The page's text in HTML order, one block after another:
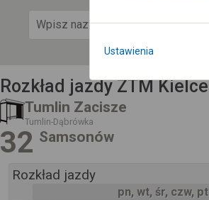
Rozkład jazdy ZTM Kielce
Tumlin Zacisze
Tumlin-Dąbrówka
32 Samsonów
Rozkład jazdy
pn, wt, śr, czw, pt
Ustawienia